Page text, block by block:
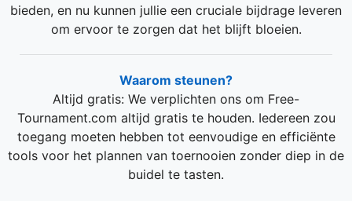
bieden, en nu kunnen jullie een cruciale bijdrage leveren
om ervoor te zorgen dat het blijft bloeien.
Waarom steunen?
Altijd gratis: We verplichten ons om Free-
Tournament.com altijd gratis te houden. Iedereen zou
toegang moeten hebben tot eenvoudige en efficiënte
tools voor het plannen van toernooien zonder diep in de
buidel te tasten.